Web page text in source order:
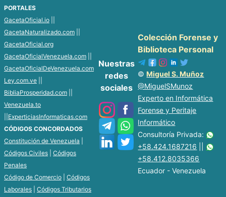
PORTALES
GacetaOficial.io
GacetaNaturalizado.com
GacetaOficial.org
GacetaOficialVenezuela.com
GacetaOficialDeVenezuela.com
Ley.com.ve
BibliaProsperidad.com
Venezuela.to
ExperticiasInformaticas.com
CÓDIGOS CONCORDADOS
Constitución de Venezuela
Códigos Civiles
Códigos
Penales
Código de Comercio
Códigos
Laborales
Códigos Tributarios
Nuestras
redes
sociales
Colección Forense y
Biblioteca Personal
©Miguel S. Muñoz
@MiguelSMunoz
Experto en Informática
Forense y Peritaje
Informático
Consultoría Privada:
+58.424.1687216
+58.412.8035366
Ecuador - Venezuela